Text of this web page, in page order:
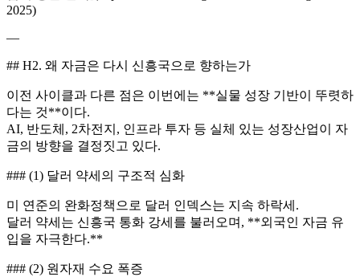
2025)
—
## H2. 왜 자금은 다시 신흥국으로 향하는가
이전 사이클과 다른 점은 이번에는 **실물 성장 기반이 뚜렷하
다는 것**이다.
AI, 반도체, 2차전지, 인프라 투자 등 실체 있는 성장산업이 자
금의 방향을 결정짓고 있다.
### (1) 달러 약세의 구조적 심화
미 연준의 완화정책으로 달러 인덱스는 지속 하락세.
달러 약세는 신흥국 통화 강세를 불러오며, **외국인 자금 유
입을 자극한다.**
### (2) 원자재 수요 폭증